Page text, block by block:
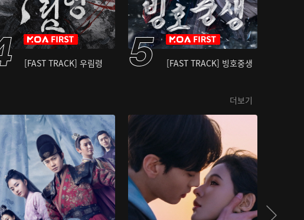
[FAST TRACK] 우림령 [FAST TRACK] 빙호중생
더보기